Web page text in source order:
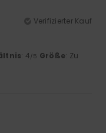
Verifizierter Kauf
: 4/5 Größe: Zu